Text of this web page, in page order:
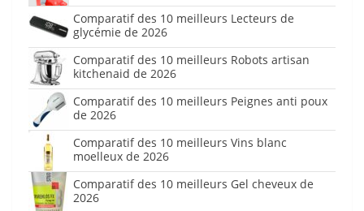
Comparatif des 10 meilleurs Lecteurs de
glycémie de 2026
Comparatif des 10 meilleurs Robots artisan
kitchenaid de 2026
Comparatif des 10 meilleurs Peignes anti poux
de 2026
Comparatif des 10 meilleurs Vins blanc
moelleux de 2026
Comparatif des 10 meilleurs Gel cheveux de
2026